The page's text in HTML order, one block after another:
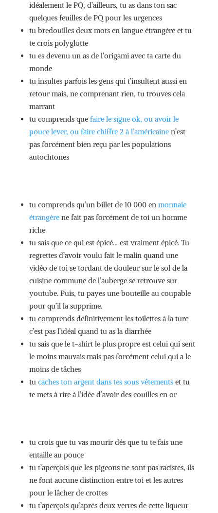
idéalement le PQ, d’ailleurs, tu as dans ton sac
quelques feuilles de PQ pour les urgences
tu bredouilles deux mots en langue étrangère et tu
te crois polyglotte
tu es devenu un as de l’origami avec ta carte du
monde
tu insultes parfois les gens qui t’insultent aussi en
retour mais, ne comprenant rien, tu trouves cela
marrant
tu comprends quefaire le signe ok, ou avoir le
pouce lever, ou faire chiffre 2 à l’américainen’est
pas forcément bien reçu par les populations
autochtones
tu comprends qu’un billet de 10 000 enmonnaie
étrangèrene fait pas forcément de toi un homme
riche
tu sais que ce qui est épicé… est vraiment épicé. Tu
regrettes d’avoir voulu fait le malin quand une
vidéo de toi se tordant de douleur sur le sol de la
cuisine commune de l’auberge se retrouve sur
youtube. Puis, tu payes une bouteille au coupable
pour qu’il la supprime.
tu comprends définitivement les toilettes à la turc
c’est pas l’idéal quand tu as la diarrhée
tu sais que le t-shirt le plus propre est celui qui sent
le moins mauvais mais pas forcément celui qui a le
moins de tâches
tu caches ton argent dans tes sous vêtementset tu
te mets à rire à l’idée d’avoir des couilles en or
tu crois que tu vas mourir dés que tu te fais une
entaille au pouce
tu t’aperçois que les pigeons ne sont pas racistes, ils
ne font aucune distinction entre toi et les autres
pour le lâcher de crottes
tu t’aperçois qu’après deux verres de cette liqueur